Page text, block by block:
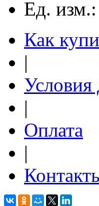
Ед. изм.:
Как
|
Условия
|
Оплата
|